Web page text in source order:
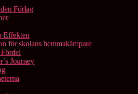
Förlag
Effekten
för skolans hemmakämpare
Journey